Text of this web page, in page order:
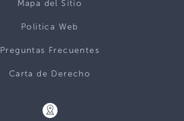
Mapa del Sitio
Politica Web
Preguntas Frecuentes
Carta de Derecho